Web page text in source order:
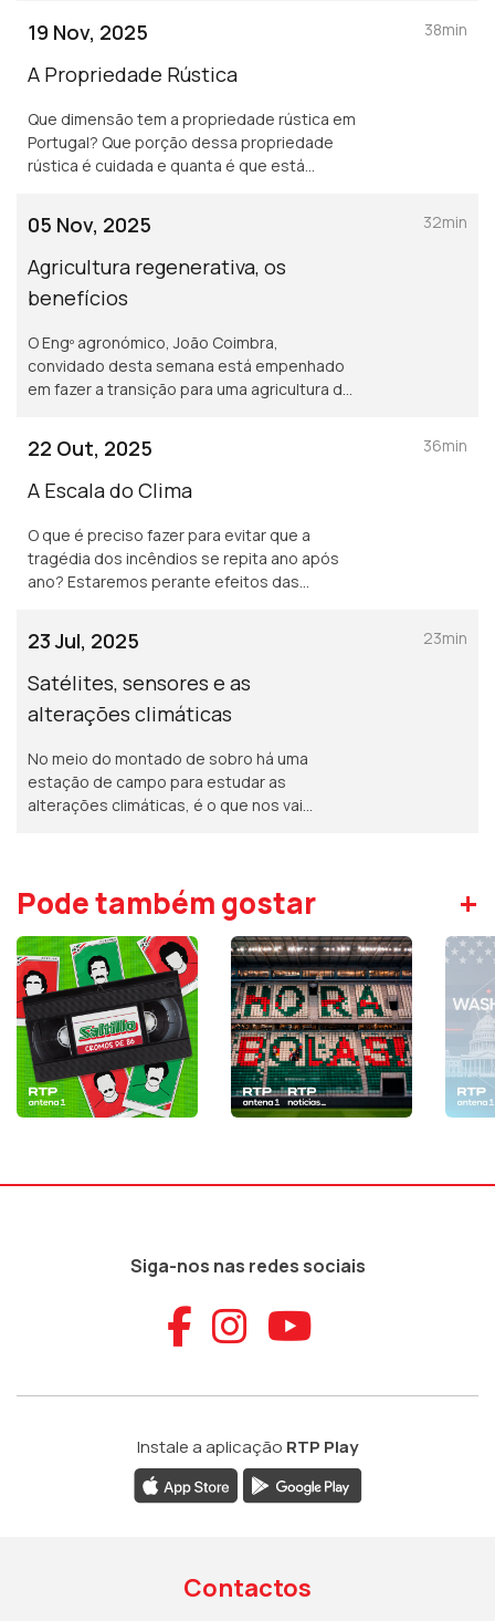
convidado Paulo Relvas.
19 Nov, 2025
A Propriedade Rústica
Que dimensão tem a propriedade rústica em
Portugal? Que porção dessa propriedade
rústica é cuidada e quanta é que está
todos?
38min
05 Nov, 2025
Agricultura regenerativa, os
benefícios
O Engº agronómico, João Coimbra,
convidado desta semana está empenhado
em fazer a transição para uma agricultura de
32min
22 Out, 2025
A Escala do Clima
O que é preciso fazer para evitar que a
tragédia dos incêndios se repita ano após
ano? Estaremos perante efeitos das
36min
23 Jul, 2025
Satélites, sensores e as
alterações climáticas
No meio do montado de sobro há uma
estação de campo para estudar as
alterações climáticas, é o que nos vai
23min
Pode também gostar +
Siga-nos nas redes sociais
Aceder ao
Aceder ao
Aceder
Instale a aplicação RTP Play
Contactos